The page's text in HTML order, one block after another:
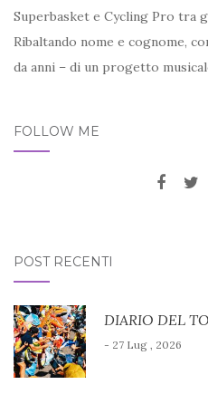
Superbasket e Cycling Pro tra
Ribaltando nome e cognome,
da anni – di un progetto
FOLLOW ME
POST RECENTI
DIARIO DEL
- 27 Lug , 2026